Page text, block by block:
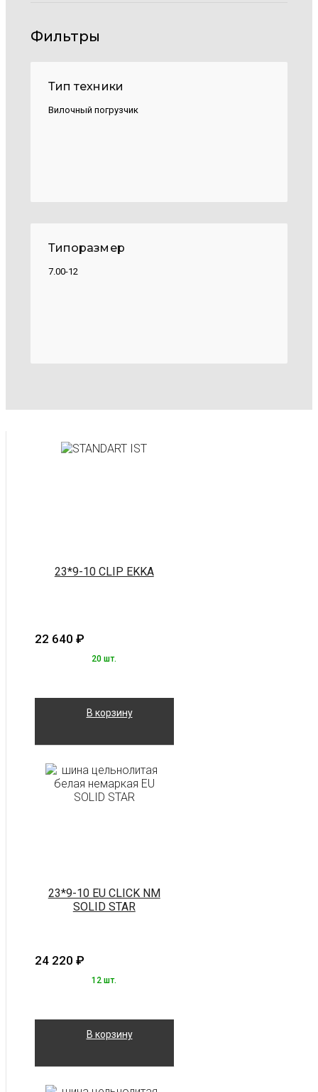
Фильтры
Тип техники
Вилочный погрузчик
Типоразмер
7.00-12
23*9-10 CLIP EKKA
22 640 ₽
20 шт.
В корзину
23*9-10 EU CLICK NM
SOLID STAR
24 220 ₽
12 шт.
В корзину